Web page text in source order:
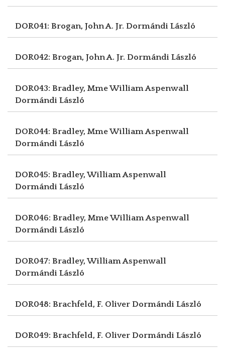
DOR041: Brogan, John A. Jr. Dormándi László
DOR042: Brogan, John A. Jr. Dormándi László
DOR043: Bradley, Mme William Aspenwall
Dormándi László
DOR044: Bradley, Mme William Aspenwall
Dormándi László
DOR045: Bradley, William Aspenwall
Dormándi László
DOR046: Bradley, Mme William Aspenwall
Dormándi László
DOR047: Bradley, William Aspenwall
Dormándi László
DOR048: Brachfeld, F. Oliver Dormándi László
DOR049: Brachfeld, F. Oliver Dormándi László